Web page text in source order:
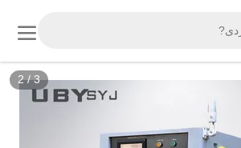
3/3